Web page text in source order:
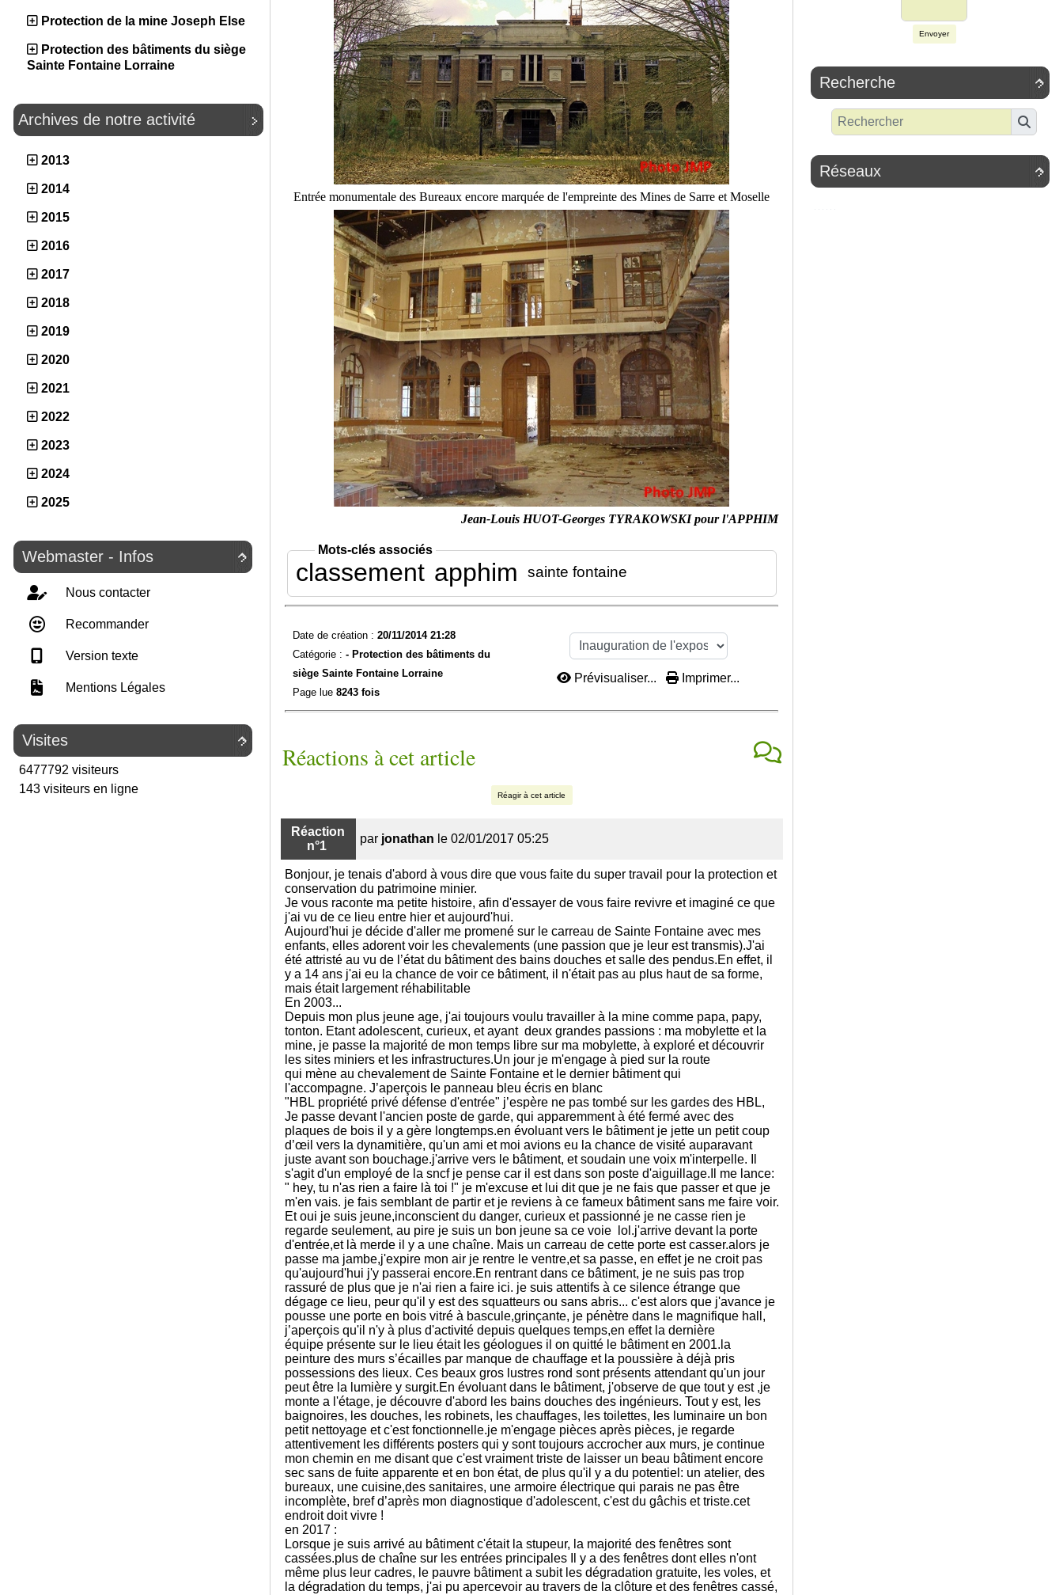
Protection de la mine Joseph Else
Protection des bâtiments du siège
Sainte Fontaine Lorraine
Archives de notre activité
2013
2014
2015
2016
2017
2018
2019
2020
2021
2022
2023
2024
2025

Webmaster - Infos
Nous contacter
Recommander
Version texte
Mentions Légales

Visites
6477792 visiteurs
143 visiteurs en ligne
Entrée monumentale des Bureaux encore marquée de l'empreinte des Mines de Sarre et Moselle
Jean-Louis HUOT-Georges TYRAKOWSKI pour l'APPHIM
Mots-clés associés
classement apphim sainte fontaine
Date de création : 20/11/2014 21:28
Catégorie : - Protection des bâtiments du
siège Sainte Fontaine Lorraine
Page lue 8243 fois
Prévisualiser... Imprimer...
Réactions à cet article
Réagir à cet article
Réaction
n°1
par jonathan le 02/01/2017 05:25
Bonjour, je tenais d'abord à vous dire que vous faite du super travail pour la protection et
conservation du patrimoine minier.
Je vous raconte ma petite histoire, afin d'essayer de vous faire revivre et imaginé ce que
j'ai vu de ce lieu entre hier et aujourd'hui.
Aujourd'hui je décide d'aller me promené sur le carreau de Sainte Fontaine avec mes
enfants, elles adorent voir les chevalements (une passion que je leur est transmis).J'ai
été attristé au vu de l’état du bâtiment des bains douches et salle des pendus.En effet, il
y a 14 ans j'ai eu la chance de voir ce bâtiment, il n'était pas au plus haut de sa forme,
mais était largement réhabilitable
En 2003...
Depuis mon plus jeune age, j'ai toujours voulu travailler à la mine comme papa, papy,
tonton. Etant adolescent, curieux, et ayant deux grandes passions : ma mobylette et la
mine, je passe la majorité de mon temps libre sur ma mobylette, à exploré et découvrir
les sites miniers et les infrastructures.Un jour je m'engage à pied sur la route
qui mène au chevalement de Sainte Fontaine et le dernier bâtiment qui
l'accompagne. J’aperçois le panneau bleu écris en blanc
"HBL propriété privé défense d'entrée" j’espère ne pas tombé sur les gardes des HBL,
Je passe devant l'ancien poste de garde, qui apparemment à été fermé avec des
plaques de bois il y a gère longtemps.en évoluant vers le bâtiment je jette un petit coup
d’œil vers la dynamitière, qu'un ami et moi avions eu la chance de visité auparavant
juste avant son bouchage.j'arrive vers le bâtiment, et soudain une voix m'interpelle. Il
s'agit d'un employé de la sncf je pense car il est dans son poste d'aiguillage.Il me lance:
" hey, tu n'as rien a faire là toi !" je m'excuse et lui dit que je ne fais que passer et que je
m'en vais. je fais semblant de partir et je reviens à ce fameux bâtiment sans me faire voir.
Et oui je suis jeune,inconscient du danger, curieux et passionné je ne casse rien je
regarde seulement, au pire je suis un bon jeune sa ce voie lol.j'arrive devant la porte
d'entrée,et là merde il y a une chaîne. Mais un carreau de cette porte est casser.alors je
passe ma jambe,j'expire mon air je rentre le ventre,et sa passe, en effet je ne croit pas
qu'aujourd'hui j'y passerai encore.En rentrant dans ce bâtiment, je ne suis pas trop
rassuré de plus que je n'ai rien a faire ici. je suis attentifs à ce silence étrange que
dégage ce lieu, peur qu'il y est des squatteurs ou sans abris... c'est alors que j'avance je
pousse une porte en bois vitré à bascule,grinçante, je pénètre dans le magnifique hall,
j’aperçois qu'il n'y à plus d'activité depuis quelques temps,en effet la dernière
équipe présente sur le lieu était les géologues il on quitté le bâtiment en 2001.la
peinture des murs s’écailles par manque de chauffage et la poussière à déjà pris
possessions des lieux. Ces beaux gros lustres rond sont présents attendant qu'un jour
peut être la lumière y surgit.En évoluant dans le bâtiment, j'observe de que tout y est ,je
monte a l'étage, je découvre d'abord les bains douches des ingénieurs. Tout y est, les
baignoires, les douches, les robinets, les chauffages, les toilettes, les luminaire un bon
petit nettoyage et c'est fonctionnelle.je m'engage pièces après pièces, je regarde
attentivement les différents posters qui y sont toujours accrocher aux murs, je continue
mon chemin en me disant que c'est vraiment triste de laisser un beau bâtiment encore
sec sans de fuite apparente et en bon état, de plus qu'il y a du potentiel: un atelier, des
bureaux, une cuisine,des sanitaires, une armoire électrique qui parais ne pas être
incomplète, bref d’après mon diagnostique d'adolescent, c'est du gâchis et triste.cet
endroit doit vivre !
en 2017 :
Lorsque je suis arrivé au bâtiment c'était la stupeur, la majorité des fenêtres sont
cassées.plus de chaîne sur les entrées principales Il y a des fenêtres dont elles n'ont
même plus leur cadres, le pauvre bâtiment a subit les dégradation gratuite, les voles, et
la dégradation du temps, j'ai pu apercevoir au travers de la clôture et des fenêtres cassé,
Envoyer

Recherche

Réseaux